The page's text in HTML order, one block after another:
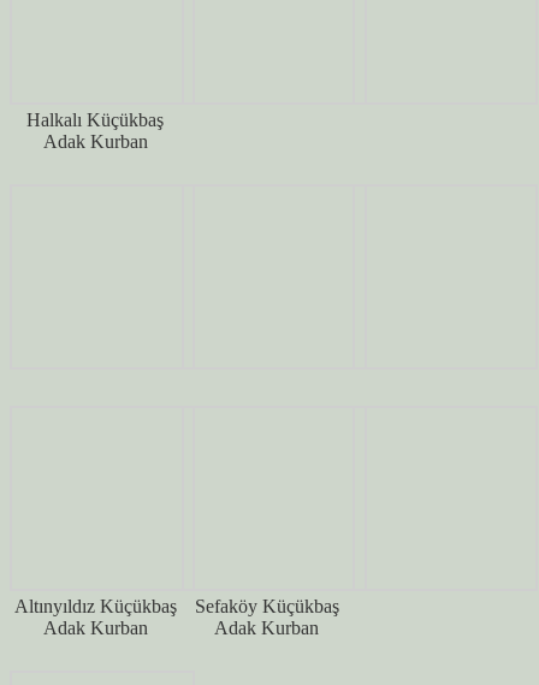
Halkalı Küçükbaş
Adak Kurban
Altınyıldız Küçükbaş
Adak Kurban
Sefaköy Küçükbaş
Adak Kurban